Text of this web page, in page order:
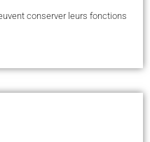
conserver leurs fonctions